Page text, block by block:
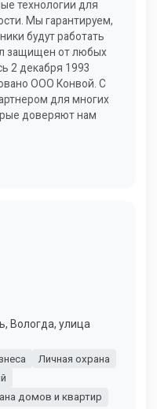
технологии для
Мы гарантируем,
будут работать
защищен от любых
2 декабря 1993
ООО Конвой. С
для многих
доверяют нам
Вологда, улица
Личная охрана
домов и квартир